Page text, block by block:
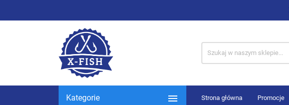
Kategorie  Strona główna Promocje